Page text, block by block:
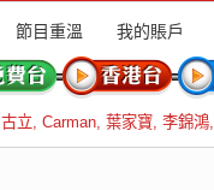
節目重溫 我的賬戶
古立, Carman, 葉家寶, 李錦鴻,